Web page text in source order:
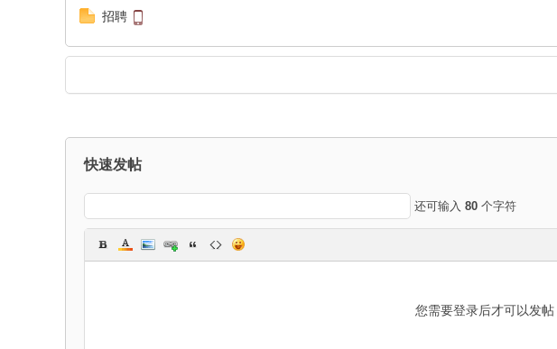
招聘
快速发帖
还可输入 80 个字符
您需要登录后才可以发帖